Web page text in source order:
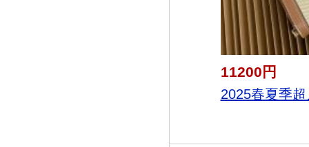
11200円
2025春夏季